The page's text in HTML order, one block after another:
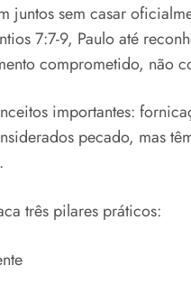
juntos sem casar
7:7-9, Paulo até
comprometido, não
importantes:
pecado, mas
três pilares práticos: